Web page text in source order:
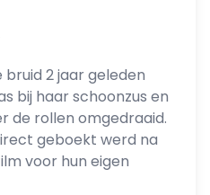
bruid 2 jaar geleden
bij haar schoonzus en
de rollen omgedraaid.
geboekt werd na
voor hun eigen